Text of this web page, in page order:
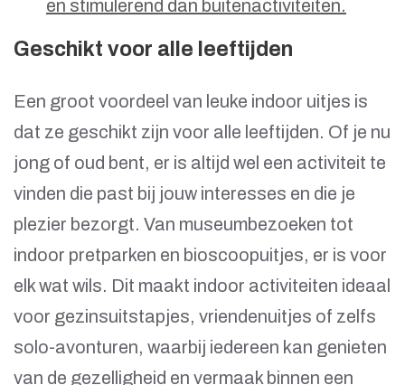
en stimulerend dan buitenactiviteiten.
Geschikt voor alle leeftijden
Een groot voordeel van leuke indoor uitjes is
dat ze geschikt zijn voor alle leeftijden. Of je nu
jong of oud bent, er is altijd wel een activiteit te
vinden die past bij jouw interesses en die je
plezier bezorgt. Van museumbezoeken tot
indoor pretparken en bioscoopuitjes, er is voor
elk wat wils. Dit maakt indoor activiteiten ideaal
voor gezinsuitstapjes, vriendenuitjes of zelfs
solo-avonturen, waarbij iedereen kan genieten
van de gezelligheid en vermaak binnen een